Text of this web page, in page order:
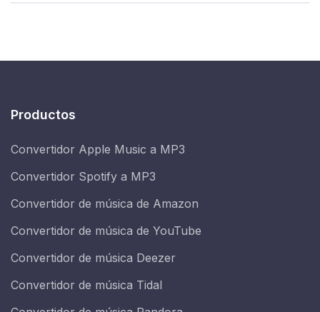
Productos
Convertidor Apple Music a MP3
Convertidor Spotify a MP3
Convertidor de música de Amazon
Convertidor de música de YouTube
Convertidor de música Deezer
Convertidor de música Tidal